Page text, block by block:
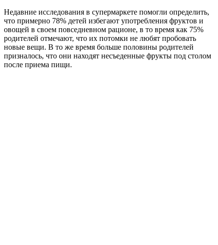
Недавние исследования в супермаркете помогли определить,
что примерно 78% детей избегают употребления фруктов и
овощей в своем повседневном рационе, в то время как 75%
родителей отмечают, что их потомки не любят пробовать
новые вещи. В то же время больше половины родителей
призналось, что они находят несъеденные фрукты под столом
после приема пищи.